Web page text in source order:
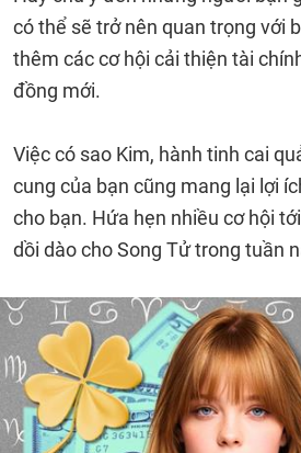
có thể sẽ trở nên quan trọng với
thêm các cơ hội cải thiện tài
đồng mới.
Việc có sao Kim, hành tinh cai
cung của bạn cũng mang lại lợi
cho bạn. Hứa hẹn nhiều cơ hội
dồi dào cho Song Tử trong tuần